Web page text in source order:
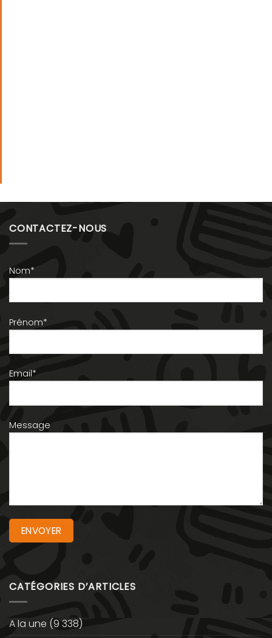
CONTACTEZ-NOUS
Nom*
Prénom*
Email*
Message
CATÉGORIES D’ARTICLES
A la une (9 338)